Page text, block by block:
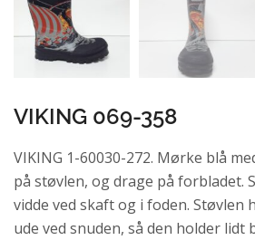
VIKING 069-358
VIKING 1-60030-272. Mørke blå
på støvlen, og drage på forbladet.
vidde ved skaft og i foden. Støvlen
ude ved snuden, så den holder lidt